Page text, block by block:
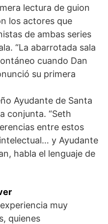
lectura de guion
los actores que
de ambas series
“La abarrotada sala
cuando Dan
su primera
Ayudante de Santa
conjunta. “Seth
entre estos
y Ayudante
habla el lenguaje de
muy
quienes